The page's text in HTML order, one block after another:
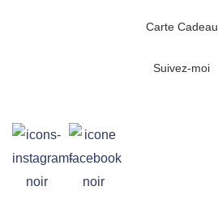
Carte Cadeau
Suivez-moi